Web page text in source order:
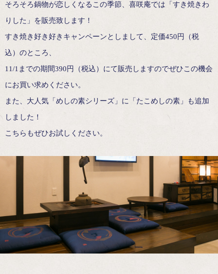
そろそろ鍋物が恋しくなるこの季節、喜咲庵では「すき焼きわ
りした」を販売致します！
すき焼き好き好きキャンペーンとしまして、定価450円（税
込）のところ、
11/1までの期間390円（税込）にて販売しますのでぜひこの機会
にお買い求めください。
また、大人気「めしの素シリーズ」に「たこめしの素」も追加
しました！
こちらもぜひお試しください。